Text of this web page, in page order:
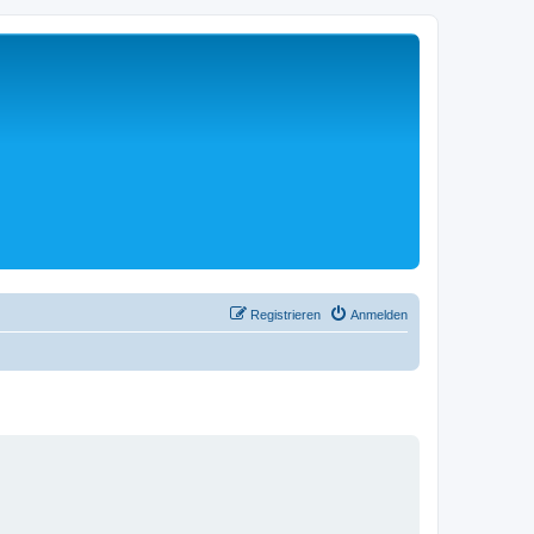
Anmelden
Registrieren